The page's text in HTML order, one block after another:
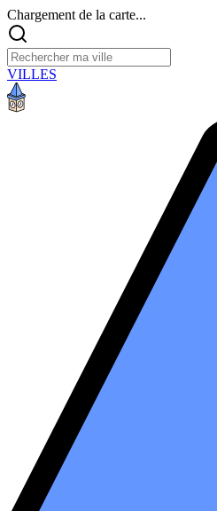
Chargement de la carte...
VILLES